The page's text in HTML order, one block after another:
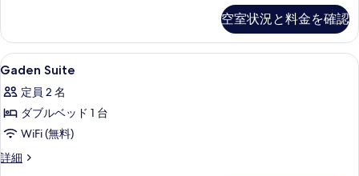
真
を
表
示
す
ル
ル
ー
ム
の
す
べ
ム
ダ
ブ
ル
ー
の
詳
細
空室状況と料金を確認
Gaden
Suite
の
す
べ
て
Gaden Suite | セーフティボックス (
4
Gaden Suite
定員 2 名
ダブルベッド 1 台
WiFi (無料)
詳細
Gaden